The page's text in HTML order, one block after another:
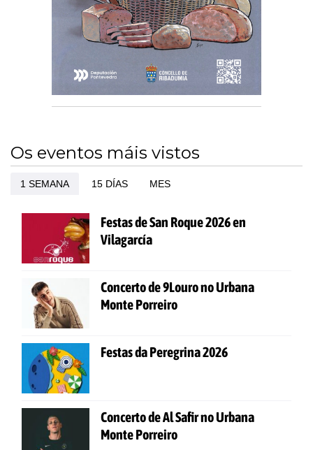
Os eventos máis vistos
1 SEMANA 15 DÍAS MES
Festas de San Roque 2026 en
Vilagarcía
Concerto de 9Louro no Urbana
Monte Porreiro
Festas da Peregrina 2026
Concerto de Al Safir no Urbana
Monte Porreiro